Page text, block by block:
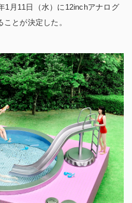
1月11日（水）に12inchアナログ
とが決定した。